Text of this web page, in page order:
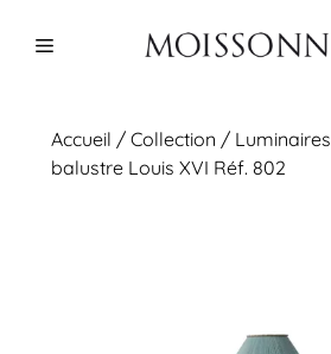
Menu
Accueil /Collection / Luminaires
balustre Louis XVI Réf. 802